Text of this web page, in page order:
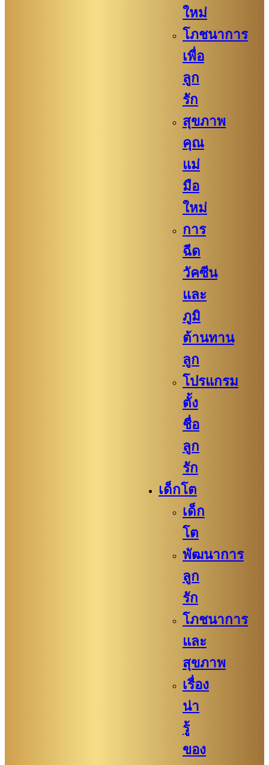
ใหม่
โภชนาการ
เพื่อ
ลูก
รัก
สุขภาพ
คุณ
แม่
มือ
ใหม่
การ
ฉีด
วัคซีน
และ
ภูมิ
ต้านทาน
ลูก
โปรแกรม
ตั้ง
ชื่อ
ลูก
รัก
เด็กโต
เด็ก
โต
พัฒนาการ
ลูก
รัก
โภชนาการ
และ
สุขภาพ
เรื่อง
น่า
รู้
ของ